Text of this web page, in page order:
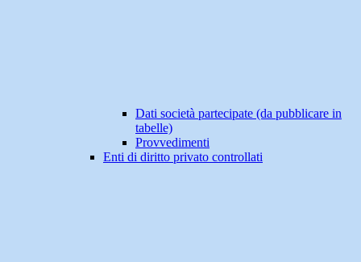
Dati società partecipate (da pubblicare in
tabelle)
Provvedimenti
Enti di diritto privato controllati